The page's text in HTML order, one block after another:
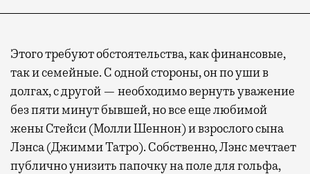
Современный путешественник часто берет
с собой не только чемодан, но и ноутбук.
А ожидание рейса все чаще превращается
не в потерянное время, а в возможность
спокойно закончить дела или спланировать
активности в путешествии, например
забронировать нужные билеты и рестораны.
Этого требуют обстоятельства, как финансовые,
так и семейные. С одной стороны, он по уши в
долгах, с другой — необходимо вернуть уважение
без пяти минут бывшей, но все еще любимой
жены Стейси (Молли Шеннон) и взрослого сына
Лэнса (Джимми Татро). Собственно, Лэнс мечтает
публично унизить папочку на поле для гольфа,